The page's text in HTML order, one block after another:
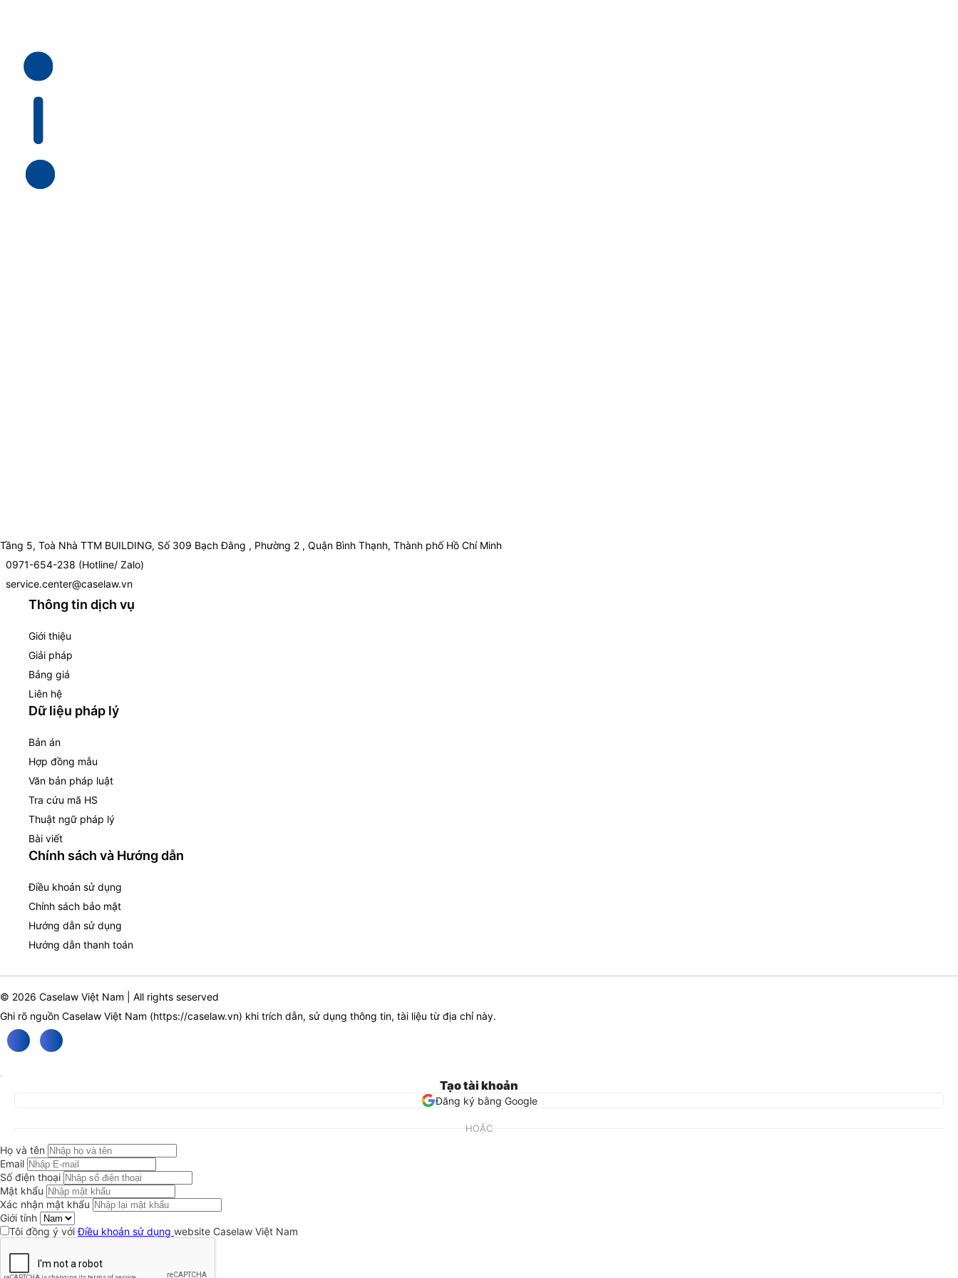
Tầng 5, Toà Nhà TTM BUILDING, Số 309 Bạch Đằng , Phường 2 , Quận Bình Thạnh, Thành phố Hồ Chí Minh
0971-654-238 (Hotline/ Zalo)
service.center@caselaw.vn
Thông tin dịch vụ
Giới thiệu
Giải pháp
Bảng giá
Liên hệ
Dữ liệu pháp lý
Bản án
Hợp đồng mẫu
Văn bản pháp luật
Tra cứu mã HS
Thuật ngữ pháp lý
Bài viết
Chính sách và Hướng dẫn
Điều khoản sử dụng
Chính sách bảo mật
Hướng dẫn sử dụng
Hướng dẫn thanh toán
© 2026 Caselaw Việt Nam | All rights seserved
Ghi rõ nguồn Caselaw Việt Nam (https://caselaw.vn) khi trích dẫn, sử dụng thông tin, tài liệu từ địa chỉ này.
Tạo tài khoản
Đăng ký bằng Google
HOẶC
Họ và tên
Email
Số điện thoại
Mật khẩu
Xác nhận mật khẩu
Giới tính
Tôi đồng ý vớiĐiều khoản sử dụng website Caselaw Việt Nam